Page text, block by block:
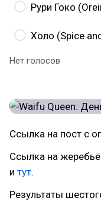
Рури Гоко
Холо (Spice
Нет голосов
Ссылка на пост с
Ссылка на
и тут.
Результаты